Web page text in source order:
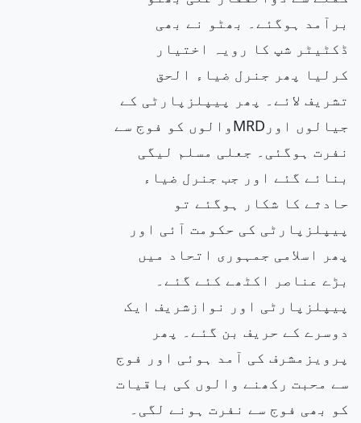
برآمد ہوگئے۔ بھٹو نے بھی
ڈکٹیٹر شپ کا رویہ اختیار
کرلیا پھر جنرل ضیاء الحق
تشریف لائے۔ پھر پیپلزپارٹی کے
جیالوں اورMRDوالوں کو فوج سے
نفرت ہوگئی۔ جعلی مسلم لیگی
بنائے گئے اور جب جنرل ضیاء
حادثے کا شکار ہوگئے تو
پیپلزپارٹی کی حکومت آئی اور
پھر اسلامی جمہوری اتحاد میں
بڑے عناصر اکٹھے کئے گئے۔
پیپلزپارٹی اور نوازشریف ایک
دوسرے کے حریف بن گئے۔ پھر
پرویزمشرف کی آمد ہوئی اور فوج
سے محبت رکھنے والوں کی باقیات
کو بھی فوج سے نفرت ہونے لگی۔